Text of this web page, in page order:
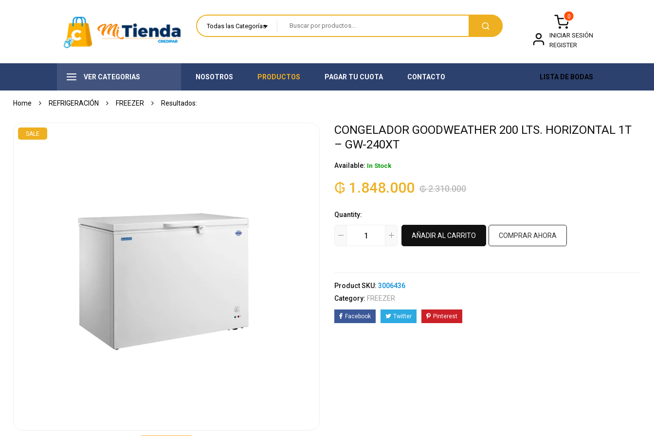
0
INICIAR SESIÓN
REGISTER
VER CATEGORIAS NOSOTROS PRODUCTOS PAGAR TU CUOTA CONTACTO LISTA DE BODAS
Home REFRIGERACIÓN FREEZER
SALE
CONGELADOR GOODWEATHER 200 LTS. HORIZONTAL 1T
– GW-240XT
Available: In Stock
₲2.310.000
₲ 1.848.000
Quantity:
AÑADIR AL CARRITO COMPRAR AHORA
Product SKU: 3006436
Category: FREEZER
Facebook Twitter Pinterest